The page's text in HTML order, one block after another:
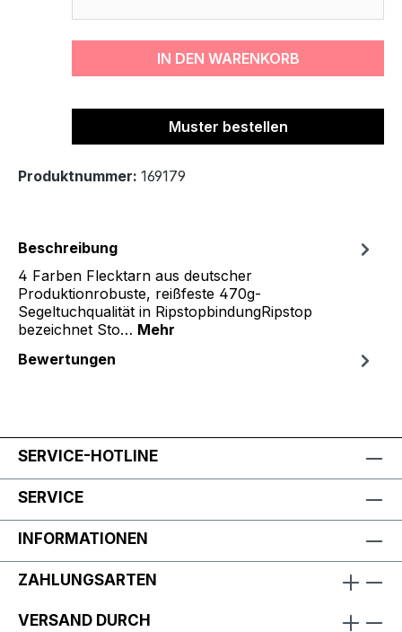
IN DEN WARENKORB
Muster bestellen
Produktnummer: 169179
Beschreibung
4 Farben Flecktarn aus deutscher
Produktionrobuste, reißfeste 470g-
Segeltuchqualität in RipstopbindungRipstop
bezeichnet Sto… Mehr
Bewertungen
SERVICE-HOTLINE
SERVICE
INFORMATIONEN
ZAHLUNGSARTEN
VERSAND DURCH